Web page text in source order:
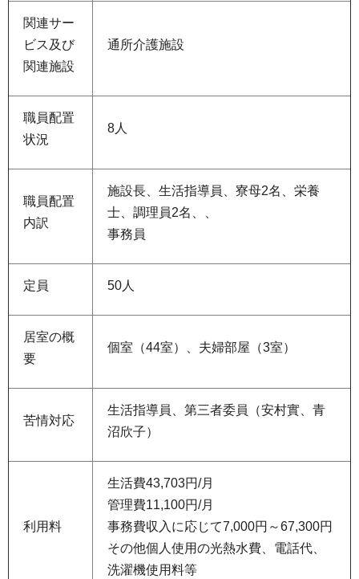
関連サー
ビス及び
関連施設
通所介護施設
職員配置
状況
8人
職員配置
内訳
施設長、生活指導員、寮母2名、栄養
士、調理員2名、、
事務員
定員 50人
居室の概
要
個室（44室）、夫婦部屋（3室）
苦情対応
生活指導員、第三者委員（安村實、青
沼欣子）
利用料
生活費43,703円/月
管理費11,100円/月
事務費収入に応じて7,000円～67,300円
その他個人使用の光熱水費、電話代、
洗濯機使用料等